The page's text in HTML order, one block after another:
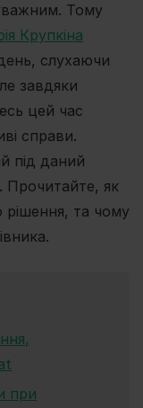
Тому
Крупкіна
слухаючи
завдяки
цей час
справи.
під даний
Прочитайте, як
та чому
при